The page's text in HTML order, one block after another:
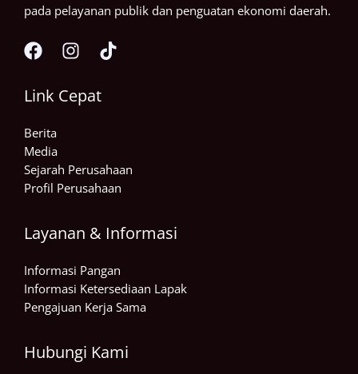
pada pelayanan publik dan penguatan ekonomi daerah.
Link Cepat
Berita
Media
Sejarah Perusahaan
Profil Perusahaan
Layanan & Informasi
Informasi Pangan
Informasi Ketersediaan Lapak
Pengajuan Kerja Sama
Hubungi Kami